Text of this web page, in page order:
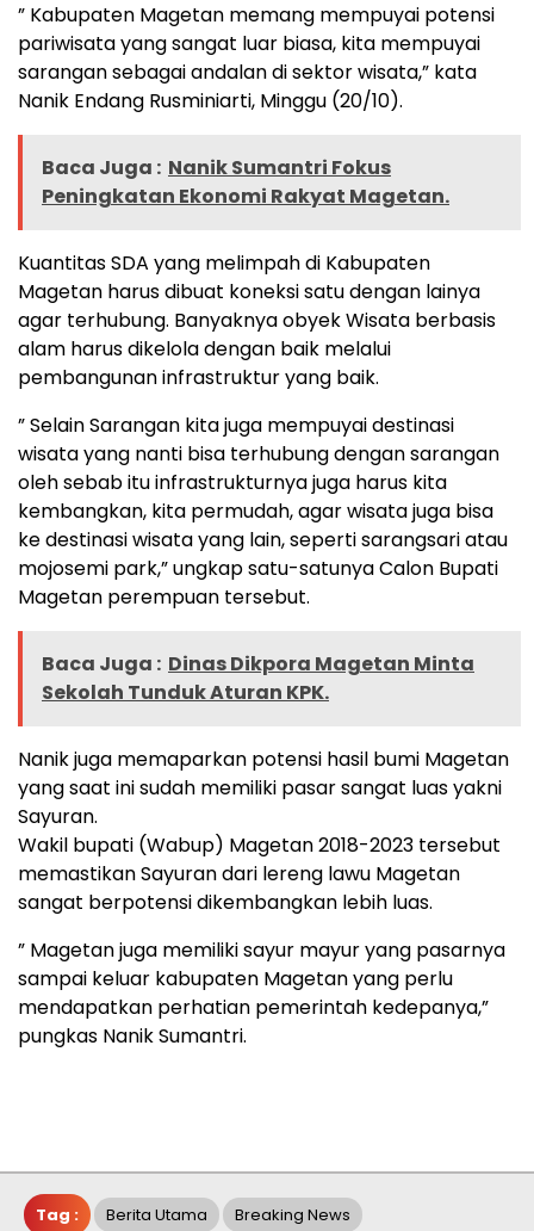
” Kabupaten Magetan memang mempuyai potensi
pariwisata yang sangat luar biasa, kita mempuyai
sarangan sebagai andalan di sektor wisata,” kata
Nanik Endang Rusminiarti, Minggu (20/10).
Baca Juga : Nanik Sumantri Fokus
Peningkatan Ekonomi Rakyat Magetan.
Kuantitas SDA yang melimpah di Kabupaten
Magetan harus dibuat koneksi satu dengan lainya
agar terhubung. Banyaknya obyek Wisata berbasis
alam harus dikelola dengan baik melalui
pembangunan infrastruktur yang baik.
” Selain Sarangan kita juga mempuyai destinasi
wisata yang nanti bisa terhubung dengan sarangan
oleh sebab itu infrastrukturnya juga harus kita
kembangkan, kita permudah, agar wisata juga bisa
ke destinasi wisata yang lain, seperti sarangsari atau
mojosemi park,” ungkap satu-satunya Calon Bupati
Magetan perempuan tersebut.
Baca Juga : Dinas Dikpora Magetan Minta
Sekolah Tunduk Aturan KPK.
Nanik juga memaparkan potensi hasil bumi Magetan
yang saat ini sudah memiliki pasar sangat luas yakni
Sayuran.
Wakil bupati (Wabup) Magetan 2018-2023 tersebut
memastikan Sayuran dari lereng lawu Magetan
sangat berpotensi dikembangkan lebih luas.
” Magetan juga memiliki sayur mayur yang pasarnya
sampai keluar kabupaten Magetan yang perlu
mendapatkan perhatian pemerintah kedepanya,”
pungkas Nanik Sumantri.
Tag : Berita Utama Breaking News